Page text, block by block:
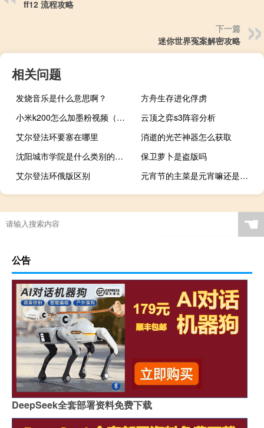
ff12 流程攻略
下一篇
迷你世界冤案解密攻略
相关问题
发烧音乐是什么意思啊？
方舟生存进化俘虏
小米k200怎么加墨粉视频（小米k20）
云顶之弈s3阵容分析
艾尔登法环要塞在哪里
消逝的光芒神器怎么获取
沈阳城市学院是什么类别的学校
保卫萝卜是盗版吗
艾尔登法环俄版区别
元宵节的主菜是元宵嘛还是元宵
原神怎么把鱼放进
☚
公告
DeepSeek全套部署资料免费下载